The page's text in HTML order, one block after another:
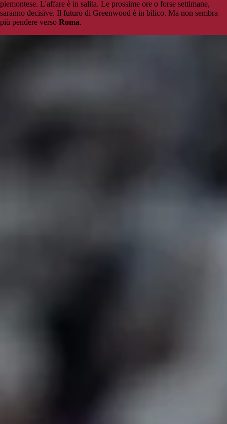
piemontese. L'affare è in salita. Le prossime ore o forse settimane,
saranno decisive. Il futuro di Greenwood è in bilico. Ma non sembra
più pendere verso Roma.